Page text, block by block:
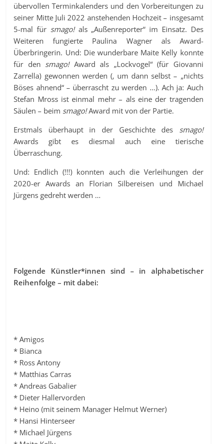
übervollen Terminkalenders und den Vorbereitungen zu
seiner Mitte Juli 2022 anstehenden Hochzeit – insgesamt
5-mal für smago!als „Außenreporter“ im Einsatz. Des
Weiteren fungierte Paulina Wagner als Award-
Überbringerin. Und: Die wunderbare Maite Kelly konnte
für den smago!Award als „Lockvogel“ (für Giovanni
Zarrella) gewonnen werden (, um dann selbst – „nichts
Böses ahnend“ – überrascht zu werden …). Ach ja: Auch
Stefan Mross ist einmal mehr – als eine der tragenden
Säulen – beim smago!Award mit von der Partie.
Erstmals überhaupt in der Geschichte des smago!
Awards gibt es diesmal auch eine tierische
Überraschung.
Und: Endlich (!!!) konnten auch die Verleihungen der
2020-er Awards an Florian Silbereisen und Michael
Jürgens gedreht werden …
Folgende Künstler*innen sind – in alphabetischer
Reihenfolge – mit dabei:
* Amigos
* Bianca
* Ross Antony
* Matthias Carras
* Andreas Gabalier
* Dieter Hallervorden
* Heino (mit seinem Manager Helmut Werner)
* Hansi Hinterseer
* Michael Jürgens